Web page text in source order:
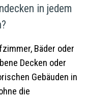
in jedem
Bäder oder
Decken oder
Gebäuden in
die